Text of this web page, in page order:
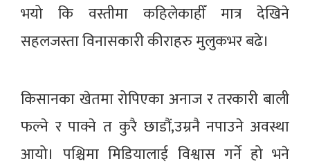
भयो कि वस्तीमा कहिलेकाहीँ मात्र देखिने
सहलजस्ता विनासकारी कीराहरु मुलुकभर बढे।
किसानका खेतमा रोपिएका अनाज र तरकारी बाली
फल्ने र पाक्ने त कुरै छाडौं,उम्रनै नपाउने अवस्था
आयो। पश्चिमा मिडियालाई विश्वास गर्ने हो भने